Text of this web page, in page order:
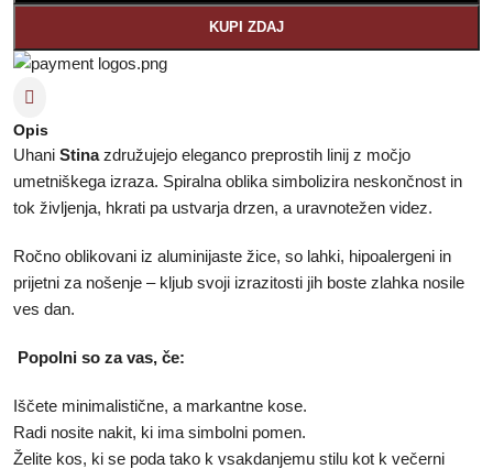
KUPI ZDAJ
Opis
Uhani Stinazdružujejo eleganco preprostih linij z močjo
umetniškega izraza. Spiralna oblika simbolizira neskončnost in
tok življenja, hkrati pa ustvarja drzen, a uravnotežen videz.
Ročno oblikovani iz aluminijaste žice, so lahki, hipoalergeni in
prijetni za nošenje – kljub svoji izrazitosti jih boste zlahka nosile
ves dan.
Popolni so za vas, če:
Iščete minimalistične, a markantne kose.
Radi nosite nakit, ki ima simbolni pomen.
Želite kos, ki se poda tako k vsakdanjemu stilu kot k večerni